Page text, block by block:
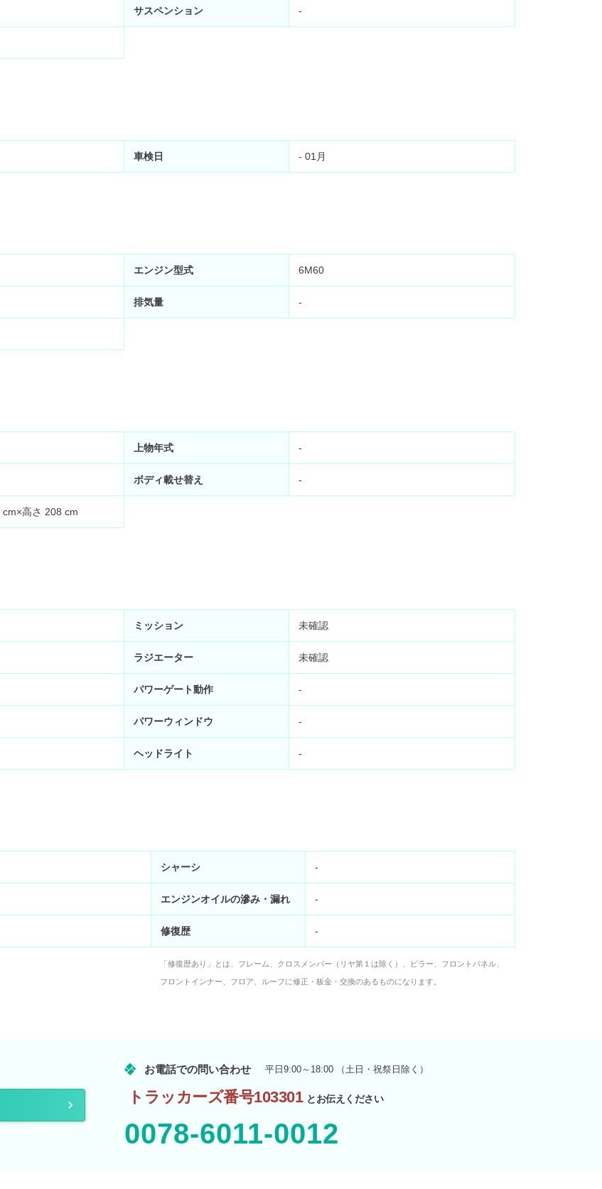
サスペンション -
車検日 - 01月
エンジン型式 6M60
排気量 -
上物年式 -
ボディ載せ替え -
cm×高さ 208 cm
ミッション 未確認
ラジエーター 未確認
パワーゲート動作 -
パワーウィンドウ -
ヘッドライト -
シャーシ -
エンジンオイルの滲み・漏れ -
修復歴 -
「修復歴あり」とは、フレーム、クロスメンバー（リヤ第１は除く）、ピラー、フロントパネル、
フロントインナー、フロア、ルーフに修正・板金・交換のあるものになります。
お電話での問い合わせ 平日9:00～18:00 （土日・祝祭日除く）
トラッカーズ番号103301 とお伝えください
0078-6011-0012